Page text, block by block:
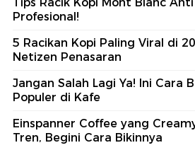
Profesional!
5 Racikan Kopi Paling Viral di
Netizen Penasaran
Jangan Salah Lagi Ya! Ini Cara
Populer di Kafe
Einspanner Coffee yang
Tren, Begini Cara Bikinnya